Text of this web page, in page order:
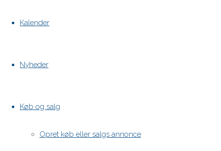
Kalender
Nyheder
Køb og salg
Opret køb eller salgs annonce